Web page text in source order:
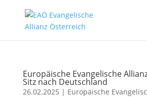
Europäische Evangelische
Sitz nach Deutschland
26.02.2025 | Europäische